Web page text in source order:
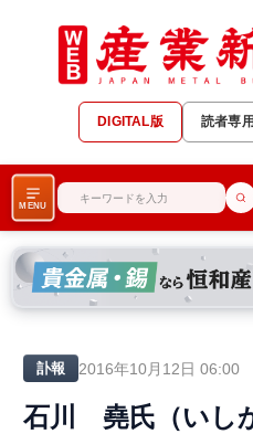
DIGITAL版 読者専
MENU
訃報 2016年10月12日 06:00
石川 堯氏（いし